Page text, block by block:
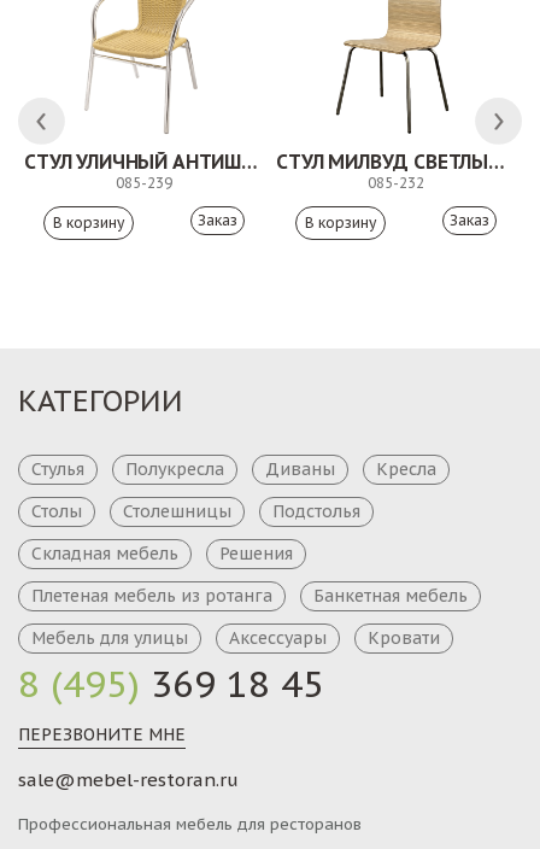
СТУЛ УЛИЧНЫЙ АНТИШОН
085-239
Заказ
СТУЛ МИЛВУД СВЕТЛЫЙ ШЕЛК
085-232
Заказ
8 (495) 369 18 45
ПЕРЕЗВОНИТЕ МНЕ
sale@mebel-restoran.ru
Профессиональная мебель для ресторанов
КАТЕГОРИИ
Стулья Полукресла Диваны
Кресла
Столы
Столешницы
Подстолья
Складная мебель
Решения
Плетеная мебель из ротанга
Банкетная мебель
Мебель для улицы
Аксессуары Кровати